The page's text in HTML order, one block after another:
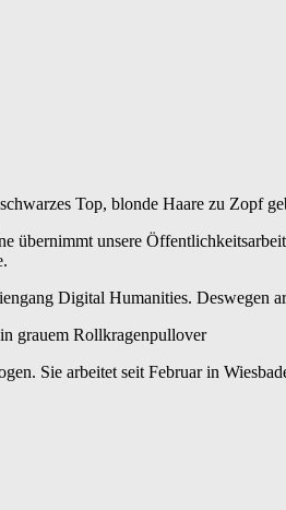
übernimmt unsere
Digital Humanities. Deswegen
Sie arbeitet seit Februar in